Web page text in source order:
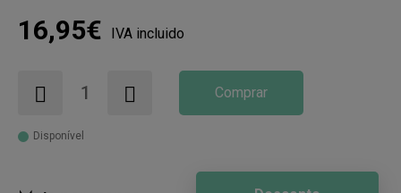
16,95€ IVA incluido
Comprar
Disponível